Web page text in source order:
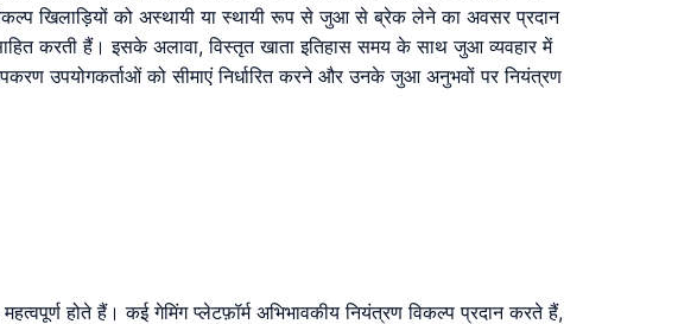
खिलाड़ियों को अस्थायी या स्थायी रूप से जुआ से ब्रेक लेने का अवसर प्रदान
करती हैं। इसके अलावा, विस्तृत खाता इतिहास समय के साथ जुआ व्यवहार में
उपयोगकर्ताओं को सीमाएं निर्धारित करने और उनके जुआ अनुभवों पर नियंत्रण
होते हैं। कई गेमिंग प्लेटफ़ॉर्म अभिभावकीय नियंत्रण विकल्प प्रदान करते हैं,